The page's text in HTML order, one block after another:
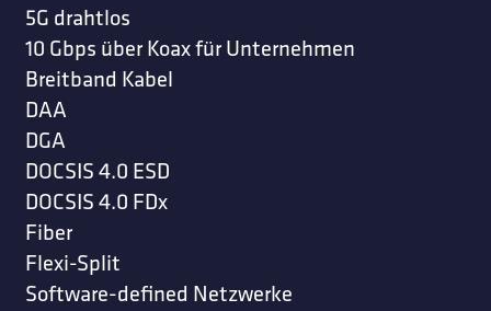
5G drahtlos
10 Gbps über Koax für Unternehmen
Breitband Kabel
DAA
DGA
DOCSIS 4.0 ESD
DOCSIS 4.0 FDx
Fiber
Flexi-Split
Software-defined Netzwerke